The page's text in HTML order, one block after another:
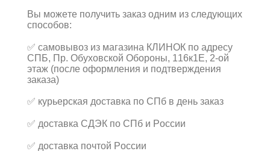
Вы можете получить заказ одним из следующих
способов:
✅ самовывоз из магазина КЛИНОК по адресу
СПБ, Пр. Обуховской Обороны, 116к1Е, 2-ой
этаж (после оформления и подтверждения
заказа)
✅ курьерская доставка по СПб в день заказ
✅ доставка СДЭК по СПб и России
✅ доставка почтой России